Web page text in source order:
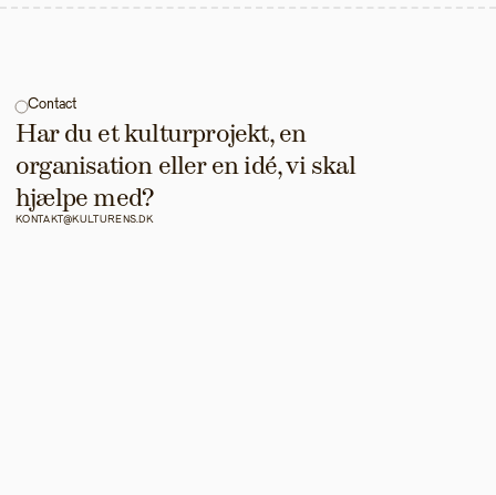
Contact
Har du et kulturprojekt, en
organisation eller en idé, vi skal
hjælpe med?
KONTAKT@KULTURENS.DK